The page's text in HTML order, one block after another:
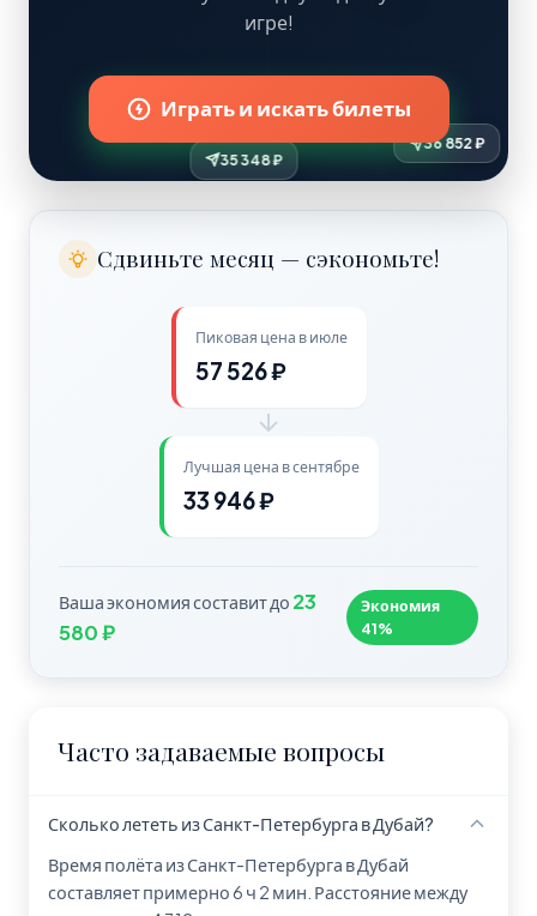
35 348 ₽
игре!
Играть и искать билеты
Сдвиньте месяц — сэкономьте!
Пиковая цена в июле
57 526 ₽
Лучшая цена в сентябре
33 946 ₽
Ваша экономия составит до 23
580 ₽
Экономия
41%
Часто задаваемые вопросы
Сколько лететь из Санкт-Петербурга в Дубай?
Время полёта из Санкт-Петербурга в Дубай
составляет примерно 6 ч 2 мин. Расстояние между